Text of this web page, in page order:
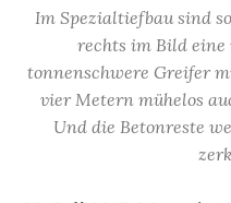
Im Spezialtiefbau sind
rechts im Bild eine
tonnenschwere Greifer
vier Metern mühelos
Und die Betonreste